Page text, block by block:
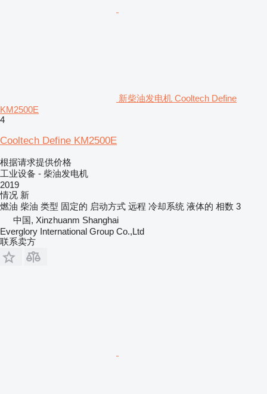
新柴油发电机 Cooltech Define
KM2500E
4
Cooltech Define KM2500E
根据请求提供价格
工业设备 - 柴油发电机
2019
情况 新
燃油 柴油 类型 固定的 启动方式 远程 冷却系统 液体的 相数 3
中国, Xinzhuanm Shanghai
Everglory International Group Co.,Ltd
联系卖方